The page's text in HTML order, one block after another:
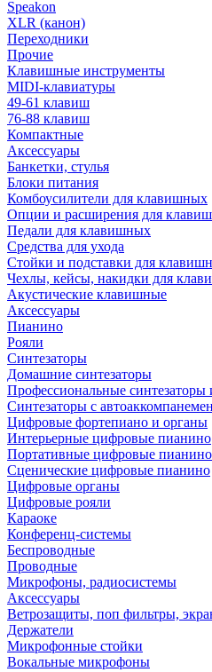
Speakon
XLR (канон)
Переходники
Прочие
Клавишные инструменты
MIDI-клавиатуры
49-61 клавиш
76-88 клавиш
Компактные
Аксессуары
Банкетки, стулья
Блоки питания
Комбоусилители для клавишных
Опции и расширения для
Педали для клавишных
Средства для ухода
Стойки и подставки для
Чехлы, кейсы, накидки для
Акустические клавишные
Аксессуары
Пианино
Рояли
Синтезаторы
Домашние синтезаторы
Профессиональные синтезаторы
Синтезаторы с
Цифровые фортепиано и органы
Интерьерные цифровые пианино
Портативные цифровые пианино
Сценические цифровые пианино
Цифровые органы
Цифровые рояли
Караоке
Конференц-системы
Беспроводные
Проводные
Микрофоны, радиосистемы
Аксессуары
Ветрозащиты, поп фильтры,
Держатели
Микрофонные стойки
Вокальные микрофоны